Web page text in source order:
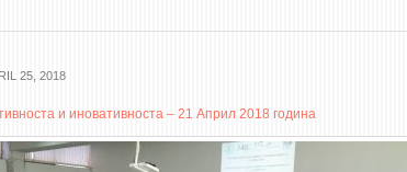
25, 2018
и иновативноста – 21 Април 2018 година